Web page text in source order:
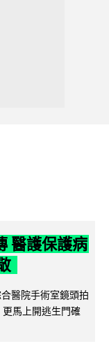
醫護保護病
醫院手術室鏡頭拍
馬上開逃生門確